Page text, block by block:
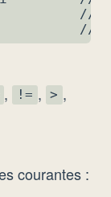
//
//
, != , > ,
courantes :